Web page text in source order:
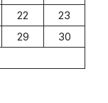
22
23
29
30